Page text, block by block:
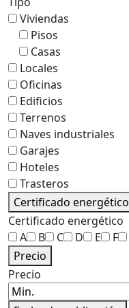
Viviendas
Pisos
Casas
Locales
Oficinas
Edificios
Terrenos
Naves industriales
Garajes
Hoteles
Trasteros
Certificado energético
Certificado energético
A
B C D E F
Precio
Precio